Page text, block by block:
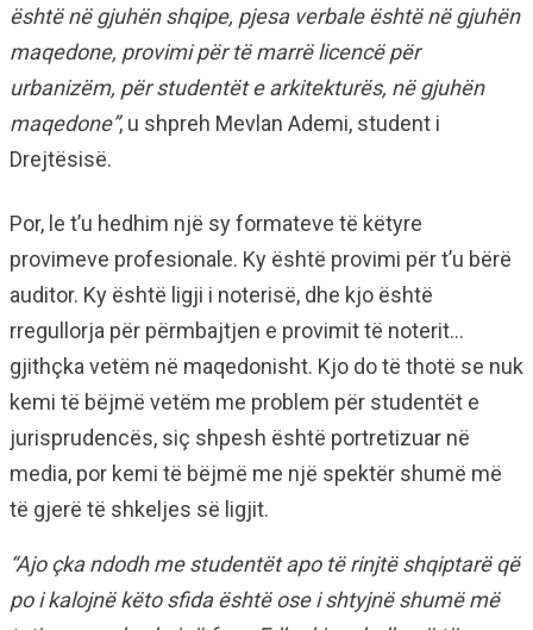
është në gjuhën shqipe, pjesa verbale është në gjuhën
maqedone, provimi për të marrë licencë për
urbanizëm, për studentët e arkitekturës, në gjuhën
maqedone”, u shpreh Mevlan Ademi, student i
Drejtësisë.
Por, le t’u hedhim një sy formateve të këtyre
provimeve profesionale. Ky është provimi për t’u bërë
auditor. Ky është ligji i noterisë, dhe kjo është
rregullorja për përmbajtjen e provimit të noterit…
gjithçka vetëm në maqedonisht. Kjo do të thotë se nuk
kemi të bëjmë vetëm me problem për studentët e
jurisprudencës, siç shpesh është portretizuar në
media, por kemi të bëjmë me një spektër shumë më
të gjerë të shkeljes së ligjit.
“Ajo çka ndodh me studentët apo të rinjtë shqiptarë që
po i kalojnë këto sfida është ose i shtyjnë shumë më